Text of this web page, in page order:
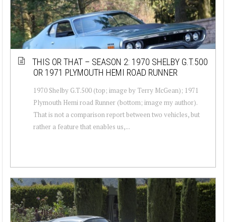
THIS OR THAT – SEASON 2: 1970 SHELBY G.T.500
OR 1971 PLYMOUTH HEMI ROAD RUNNER
1970 Shelby G.T.500 (top; image by Terry McGean); 1971
Plymouth Hemi road Runner (bottom; image my author).
That is not a comparison report between two vehicles, but
rather a feature that enables us,...